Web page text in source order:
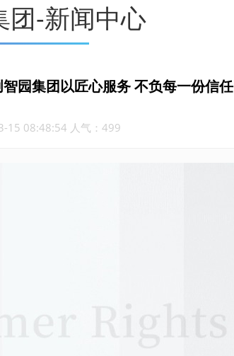
团-新闻中心
园集团以匠心服务 不负每一份信任
15 08:48:54 人气：499